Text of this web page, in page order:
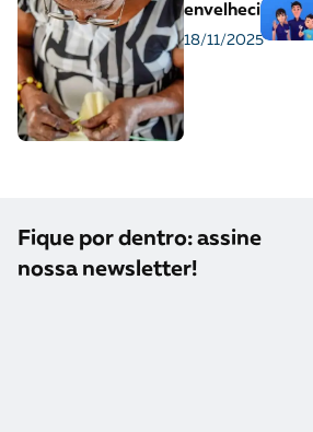
18/11/2025
Fique por dentro: assine
nossa newsletter!